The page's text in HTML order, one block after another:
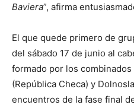
Baviera”, afirma
El que quede primero de
del sábado 17 de junio al
formado por los
(República Checa) y
encuentros de la fase final